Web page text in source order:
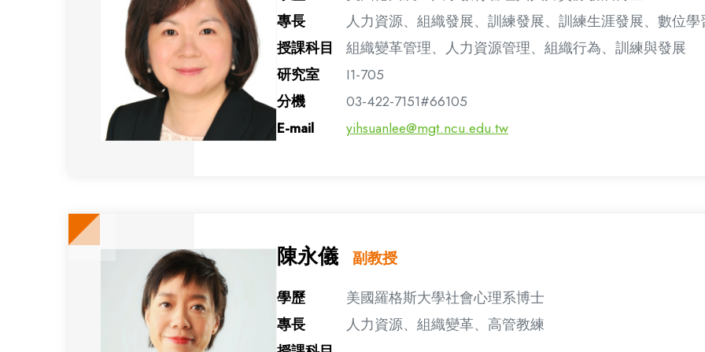
專長
人力資源、組織發展、訓練發展、訓練生涯發展、數位學
授課科目
組織變革管理、人力資源管理、組織行為、訓練與發展
研究室
I1-705
分機
03-422-7151#66105
E-mail
yihsuanlee@mgt.ncu.edu.tw
陳永儀 副教授
學歷
美國羅格斯大學社會心理系博士
專長
人力資源、組織變革、高管教練